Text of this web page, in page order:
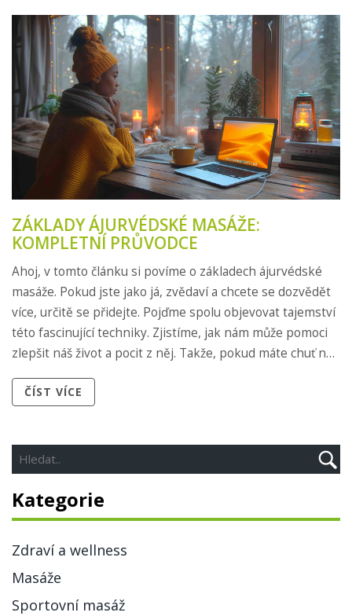
ZÁKLADY ÁJURVÉDSKÉ MASÁŽE:
KOMPLETNÍ PRŮVODCE
Ahoj, v tomto článku si povíme o základech ájurvédské
masáže. Pokud jste jako já, zvědaví a chcete se dozvědět
více, určitě se přidejte. Pojďme spolu objevovat tajemství
této fascinující techniky. Zjistíme, jak nám může pomoci
zlepšit náš život a pocit z něj. Takže, pokud máte chuť na
ČÍST VÍCE
Kategorie
Zdraví a wellness
Masáže
Sportovní masáž